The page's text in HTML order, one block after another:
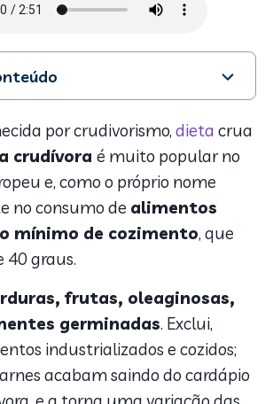
dieta crudívora
no crudivorismo
para começar a dieta crudívora
por crudivorismo,dieta crua
crudívoraé muito popular no
e, como o próprio nome
no consumo de alimentos
mínimo de cozimento, que
40 graus.
frutas, oleaginosas,
germinadas. Exclui,
industrializados e cozidos;
acabam saindo do cardápio